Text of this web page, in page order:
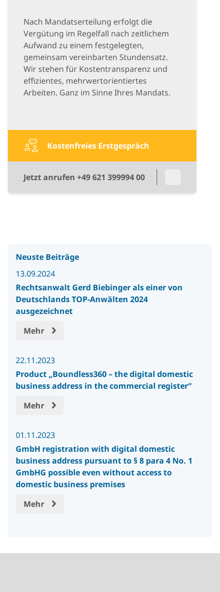
Nach Mandatserteilung erfolgt die
Vergütung im Regelfall nach zeitlichem
Aufwand zu einem festgelegten,
gemeinsam vereinbarten Stundensatz.
Wir stehen für Kostentransparenz und
effizientes, mehrwertorientiertes
Arbeiten. Ganz im Sinne Ihres Mandats.
Kostenfreies Erstgespräch
Jetzt anrufen +49 621 399994 00
Neuste Beiträge
13.09.2024
Rechtsanwalt Gerd Biebinger als einer von
Deutschlands TOP-Anwälten 2024
ausgezeichnet
Mehr
22.11.2023
Product „Boundless360 – the digital domestic
business address in the commercial register“
Mehr
01.11.2023
GmbH registration with digital domestic
business address pursuant to § 8 para 4 No. 1
GmbHG possible even without access to
domestic business premises
Mehr